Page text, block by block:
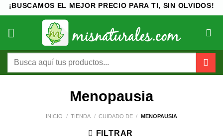
Saltar
al
contenido
¡BUSCAMOS EL MEJOR PRECIO PARA TI, SIN OLVIDOS!
Buscar
Menopausia
INICIO / TIENDA / CUIDADO DE / MENOPAUSIA
FILTRAR